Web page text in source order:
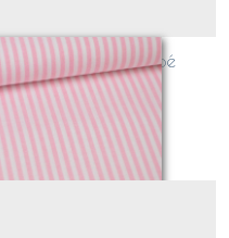
rayures rose bébé
Sur demande